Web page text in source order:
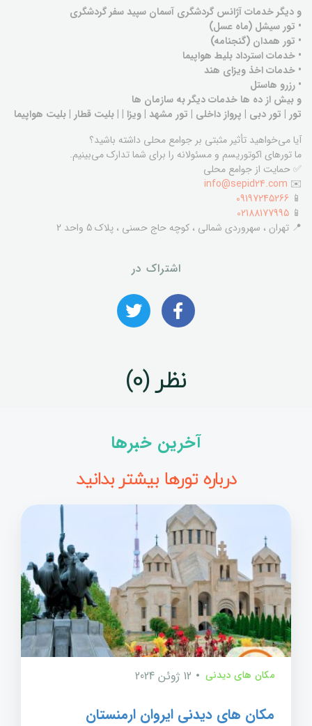
و دیگر خدمات آژانس گردشگری آسمان سپید سفر گردشگری
• تور سیشل (ماه عسل)
• تور همدان (گنجنامه)
• خدمات استرداد بلیط هواپیما
• خدمات اخذ ویزای هند
• رزرو هاستل
و بیش از ده ها خدمات دیگر به سازمان ها
تور | تور دبی | پرواز داخلی | تور مشهد | ویزا | | بلیت قطار | بلیت هواپیما
آیا می‌خواهید تأثیر مثبتی بر جوامع محلی داشته باشید؟
ما تورهای اکوتوریسم و مسئولانه را برای شما تدارک می‌بینیم.
✅ حمایت از جوامع محلی
✉️
info@sepid24.com
📱
09197245266
📱
02188177995
📍 تهران ، سهروردی شمالی ، کوچه حاج حسنی ، پلاک 5 واحد 2
اشتراک در
نظر (0)
آخرین خبرها
درباره تورها بیشتر بدانید
مکان های دیدنی 12 ژوئن 2024
مکان های دیدنی ایروان ارمنستان